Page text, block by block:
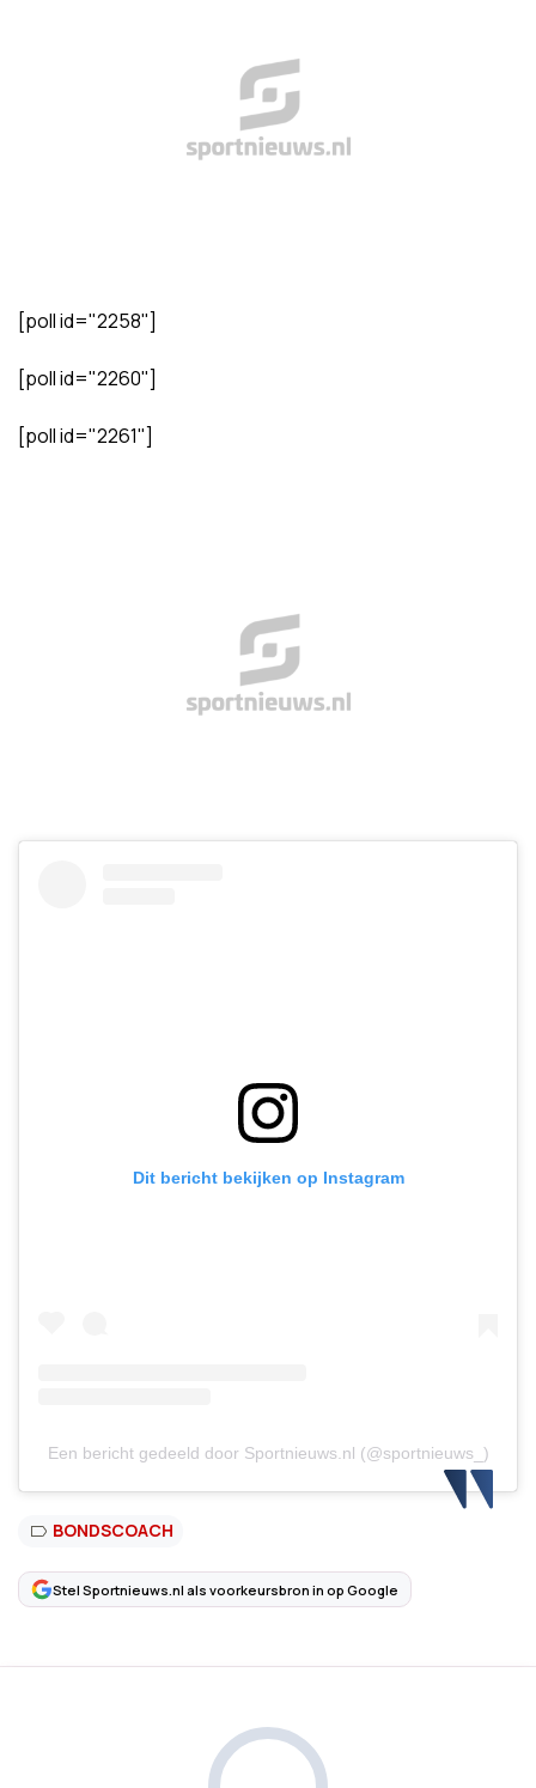
[poll id="2258"]
[poll id="2260"]
[poll id="2261"]
Dit bericht bekijken op Instagram
Een bericht gedeeld door Sportnieuws.nl (@sportnieuws_)
BONDSCOACH
Stel Sportnieuws.nl als voorkeursbron in op Google